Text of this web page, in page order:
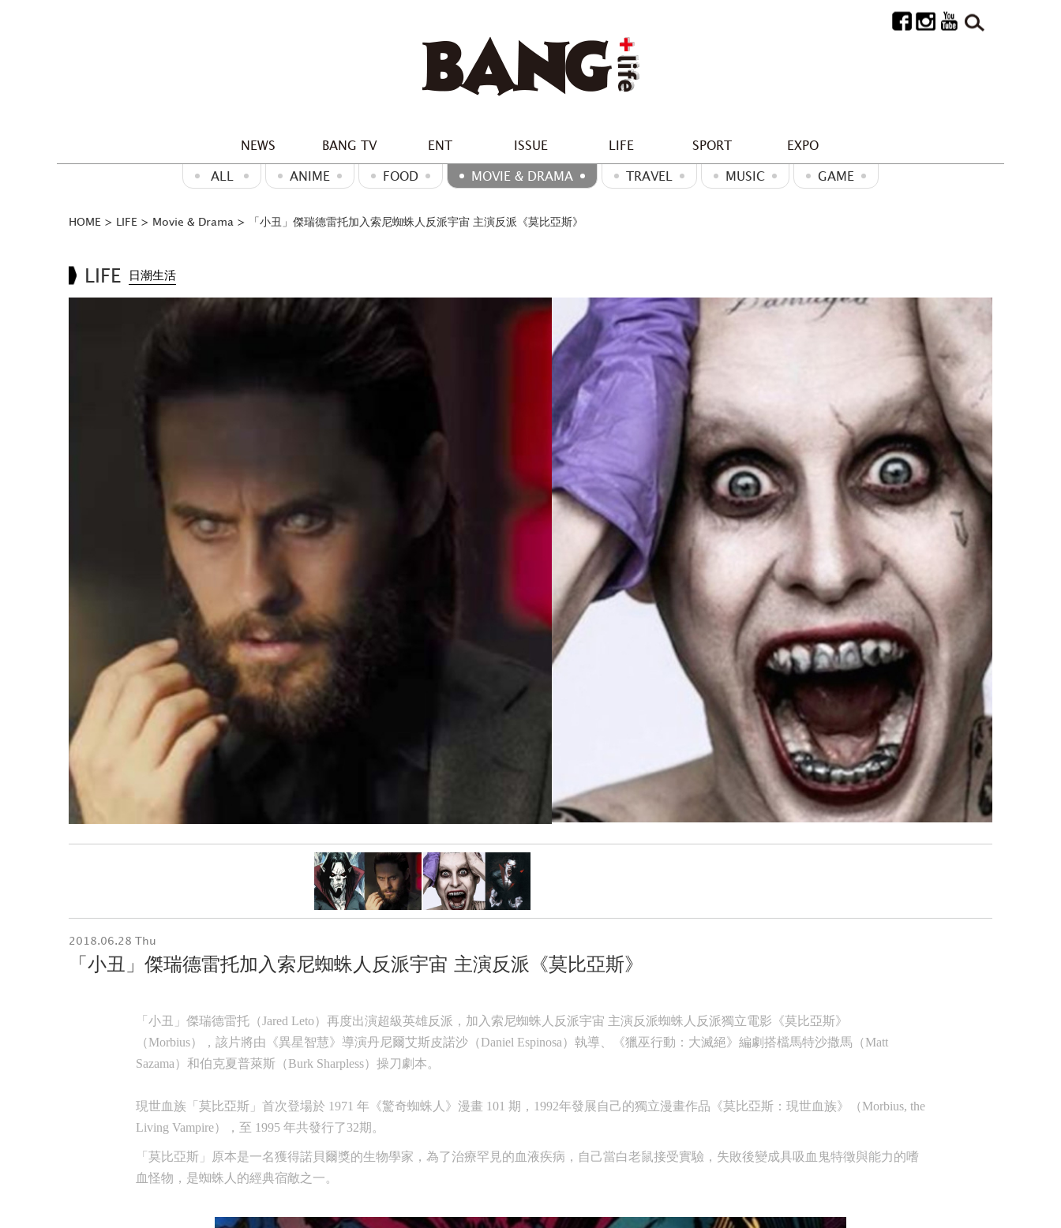
NEWS BANG TV ENT ISSUE LIFE SPORT EXPO
ALL ANIME FOOD MOVIE & DRAMA TRAVEL MUSIC GAME
HOME > LIFE > Movie & Drama > 「小丑」傑瑞德雷托加入索尼蜘蛛人反派宇宙 主演反派《莫比亞斯》
LIFE 日潮生活
2018.06.28 Thu
「小丑」傑瑞德雷托加入索尼蜘蛛人反派宇宙 主演反派《莫比亞斯》
「小丑」 傑瑞德雷托 （Jared Leto）再度出演超級英雄反派，加入索尼蜘蛛人反派宇宙 主演反派蜘蛛人反派獨立電影《莫比亞斯》
（Morbius）
，該片將由《異星智慧》導演丹尼爾艾斯皮諾沙（Daniel Espinosa）執導、
《獵巫行動：大滅絕》編劇搭檔馬特沙撒馬（Matt
Sazama）和伯克夏普萊斯（Burk Sharpless）操刀劇本。
現世血族「莫比亞斯」首次登場於 1971 年《驚奇蜘蛛人》漫畫 101 期，1992年發展自己的獨立漫畫作品《莫比亞斯：現世血族》（Morbius, the
Living Vampire），至 1995 年共發行了32期。
「莫比亞斯」原本是一名獲得諾貝爾獎的生物學家，為了治療罕見的血液疾病，自己當白老鼠接受實驗，失敗後變成具吸血鬼特徵與能力的嗜
血怪物，是蜘蛛人的經典宿敵之一。